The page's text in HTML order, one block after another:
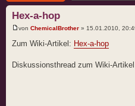
Antwort schreiben
Hex-a-hop
von ChemicalBrother » 15.01.2010,
Zum Wiki-Artikel: Hex-a-hop
Diskussionsthread zum Wiki-Artikel